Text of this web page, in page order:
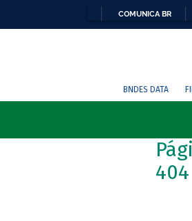
COMUNICA BR
BNDES DATA
404